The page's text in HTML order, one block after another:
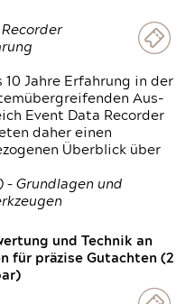
Jahre Erfahrung in der
Aus-
Event Data Recorder
daher einen
Überblick über
– Grundlagen und
und Technik an
für präzise Gutachten (2